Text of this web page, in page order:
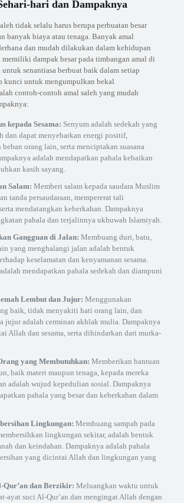
hari dan Dampaknya
tidak selalu harus berupa perbuatan besar
banyak biaya atau tenaga. Banyak amal
dan mudah dilakukan dalam kehidupan
memiliki dampak besar pada timbangan amal di
untuk senantiasa berbuat baik dalam setiap
kunci untuk mengumpulkan bekal
contoh-contoh amal saleh yang mudah
kepada Sesama: Senyum adalah sedekah yang
dan dapat menyebarkan energi positif,
orang lain, serta menciptakan suasana
adalah mendapatkan pahala kebaikan
kasih sayang.
Salam: Memberi salam kepada saudara Muslim
tanda persaudaraan, mempererat tali
mendatangkan keberkahan. Dampaknya
pahala dan terjalinnya ukhuwah Islamiyah.
Gangguan di Jalan: Membuang duri, batu,
yang menghalangi jalan adalah bentuk
keselamatan dan kenyamanan sesama.
mendapatkan pahala sedekah dan diampuni
Lembut dan Jujur: Menggunakan
baik, tidak menyakiti hati orang lain, dan
jujur adalah cerminan akhlak mulia. Dampaknya
Allah dan sesama, serta dihindarkan dari murka-
yang Membutuhkan: Memberikan bantuan
baik materi maupun tenaga, kepada mereka
adalah wujud kepedulian sosial. Dampaknya
pahala yang besar dan keberkahan dalam
Lingkungan: Membuang sampah pada
lingkungan sekitar, adalah bentuk
dan keindahan. Dampaknya adalah pahala
yang dicintai Allah dan lingkungan yang
Qur’an dan Berzikir: Meluangkan waktu untuk
ayat suci Al-Qur’an dan mengingat Allah dengan